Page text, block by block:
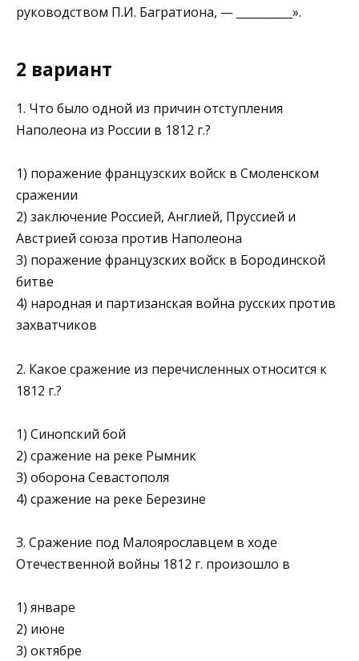
руководством П.И. Багратиона, — __________».
2 вариант
1. Что было одной из причин отступления
Наполеона из Рос­сии в 1812 г.?
1) поражение французских войск в Смоленском
сражении
2) заключение Россией, Англией, Пруссией и
Австрией союза против Наполеона
3) поражение французских войск в Бородинской
битве
4) народная и партизанская война русских против
захватчиков­
2. Какое сражение из перечисленных относится к
1812 г.?
1) Синопский бой
2) сражение на реке Рымник
3) оборона Севастополя
4) сражение на реке Березине
3. Сражение под Малоярославцем в ходе
Отечественной вой­ны 1812 г. произошло в
1) январе
2) июне
3) октябре